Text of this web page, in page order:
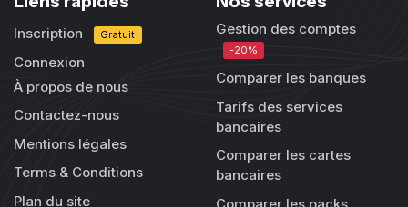
Inscription Gratuit
Connexion
À propos de nous
Contactez-nous
Mentions légales
Terms & Conditions
Plan du site
Gestion des comptes
-20%
Comparer les banques
Tarifs des services
bancaires
Comparer les cartes
bancaires